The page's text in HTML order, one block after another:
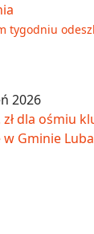
tygodniu
2026